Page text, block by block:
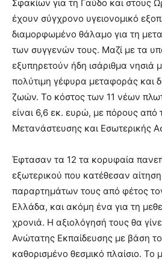
Σφακίων για τη Γαύδο και στους
έχουν σύγχρονο υγειονομικό
διαμορφωμένο θάλαμο για τη
των συγγενών τους. Μαζί με τα
εξυπηρετούν ήδη ισάριθμα νησιά
πολύτιμη γέφυρα μεταφοράς και
ζωών. Το κόστος των 11 νέων
είναι 6,6 εκ. ευρώ, με πόρους από
Μετανάστευσης και Εσωτερικής
Έφτασαν τα 12 τα κορυφαία
εξωτερικού που κατέθεσαν αίτηση
παραρτημάτων τους από φέτος
Ελλάδα, και ακόμη ένα για τη
χρονιά. Η αξιολόγησή τους θα
Ανώτατης Εκπαίδευσης με βάση
καθορισμένο θεσμικό πλαίσιο. Το